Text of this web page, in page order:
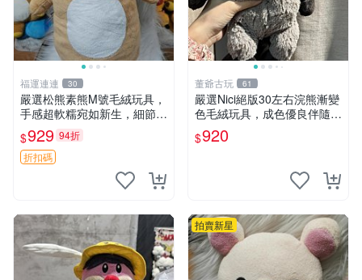
福運連連 30
嚴選松熊素熊M號毛絨玩具，
手感超軟糯宛如新生，細節精
緻完美無瑕，推薦送禮或珍
藏，中古狀態保養得宜。 松
熊 素熊 毛絨doll
$929 94折
折扣碼
董爺古玩 61
嚴選Nici絕版30左右浣熊漸變
色毛絨玩具，成色優良伴隨原
廠牌標 浣熊 玩具 毛絨
$920
拍賣新星